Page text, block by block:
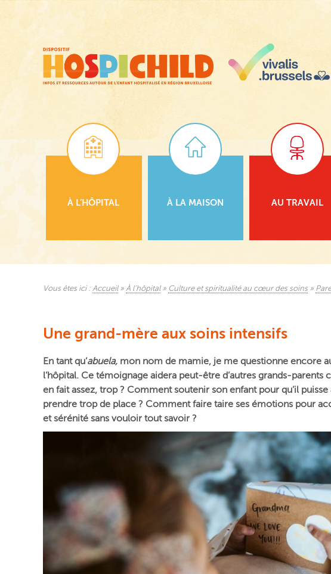
principal
À L’HÔPITAL À LA MAISON AU TRAVAIL
Vous êtes ici : Accueil» À l’hôpital» Culture et spiritualité au cœur des soins »
Une grand-mère aux soins intensifs
En tant qu’abuela, mon nom de mamie, je me questionne encore
l’hôpital. Ce témoignage aidera peut-être d’autres grands-
en fait assez, trop ? Comment soutenir son enfant pour qu’il
prendre trop de place ? Comment faire taire ses émotions pour
et sérénité sans vouloir tout savoir ?